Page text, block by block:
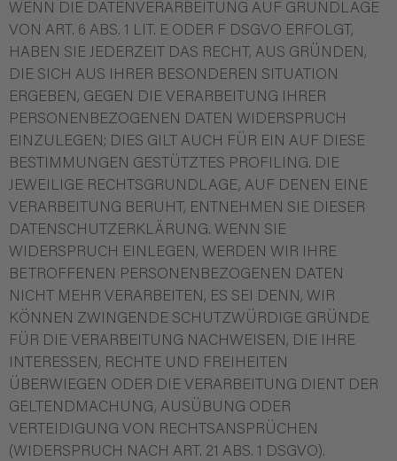
WENN DIE DATENVERARBEITUNG AUF GRUNDLAGE
VON ART. 6 ABS. 1 LIT. E ODER F DSGVO ERFOLGT,
HABEN SIE JEDERZEIT DAS RECHT, AUS GRÜNDEN,
DIE SICH AUS IHRER BESONDEREN SITUATION
ERGEBEN, GEGEN DIE VERARBEITUNG IHRER
PERSONENBEZOGENEN DATEN WIDERSPRUCH
EINZULEGEN; DIES GILT AUCH FÜR EIN AUF DIESE
BESTIMMUNGEN GESTÜTZTES PROFILING. DIE
JEWEILIGE RECHTSGRUNDLAGE, AUF DENEN EINE
VERARBEITUNG BERUHT, ENTNEHMEN SIE DIESER
DATENSCHUTZERKLÄRUNG. WENN SIE
WIDERSPRUCH EINLEGEN, WERDEN WIR IHRE
BETROFFENEN PERSONENBEZOGENEN DATEN
NICHT MEHR VERARBEITEN, ES SEI DENN, WIR
KÖNNEN ZWINGENDE SCHUTZWÜRDIGE GRÜNDE
FÜR DIE VERARBEITUNG NACHWEISEN, DIE IHRE
INTERESSEN, RECHTE UND FREIHEITEN
ÜBERWIEGEN ODER DIE VERARBEITUNG DIENT DER
GELTENDMACHUNG, AUSÜBUNG ODER
VERTEIDIGUNG VON RECHTSANSPRÜCHEN
(WIDERSPRUCH NACH ART. 21 ABS. 1 DSGVO).